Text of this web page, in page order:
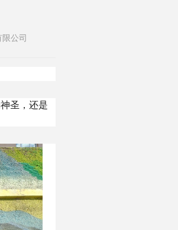
公司
圣，还是